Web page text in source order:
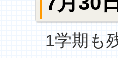
1学期も